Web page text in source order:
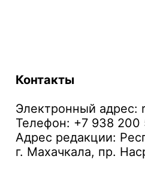
Контакты
Электронный адрес:
Телефон: +7 938 200
Адрес редакции:
г. Махачкала, пр.